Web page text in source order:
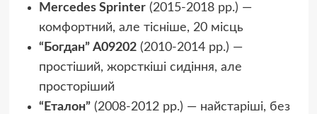
Mercedes Sprinter(2015-2018 рр.) —
комфортний, але тісніше, 20 місць
“Богдан” А09202(2010-2014 рр.) —
простіший, жорсткіші сидіння, але
просторіший
“Еталон”(2008-2012 рр.) — найстаріші, без